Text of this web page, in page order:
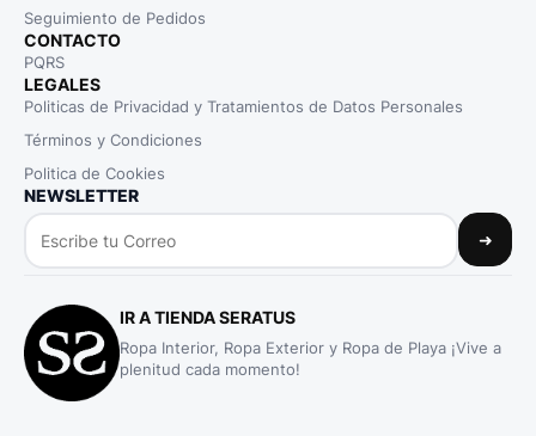
Seguimiento de Pedidos
CONTACTO
PQRS
LEGALES
Politicas de Privacidad y Tratamientos de Datos Personales
Términos y Condiciones
Politica de Cookies
NEWSLETTER
➜
IR A TIENDA SERATUS
Ropa Interior, Ropa Exterior y Ropa de Playa ¡Vive a
plenitud cada momento!